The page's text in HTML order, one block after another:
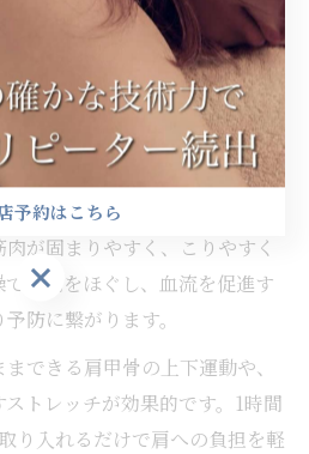
南郡田尻町の住環境でも実践し
こりの緩和に繋がるでしょう。
予防の体操紹介
多い方におすすめなのが、仕
こり予防体操です。長時間同
が固まりやすく、こりやすく
筋肉をほぐし、血流を促進す
防に繋がります。
できる肩甲骨の上下運動や、
トレッチが効果的です。1時間
り入れるだけで肩への負担を軽
予約はこちら
予約はこちら